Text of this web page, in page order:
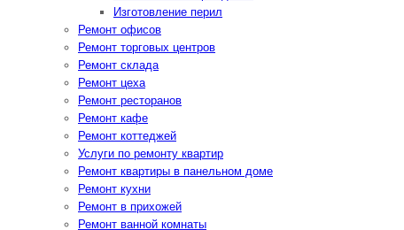
Изготовление перил
Ремонт офисов
Ремонт торговых центров
Ремонт склада
Ремонт цеха
Ремонт ресторанов
Ремонт кафе
Ремонт коттеджей
Услуги по ремонту квартир
Ремонт квартиры в панельном доме
Ремонт кухни
Ремонт в прихожей
Ремонт ванной комнаты